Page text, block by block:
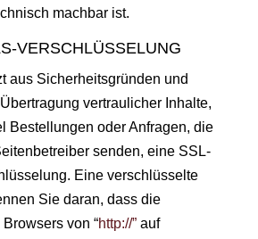
mach­bar ist.
VERSCHLÜSSELUNG
aus Sicher­heits­grün­den und
ver­traulich­er Inhalte,
Bestel­lun­gen oder Anfra­gen, die
senden, eine SSL-
Eine ver­schlüs­selte
Sie daran, dass die
von “http://” auf